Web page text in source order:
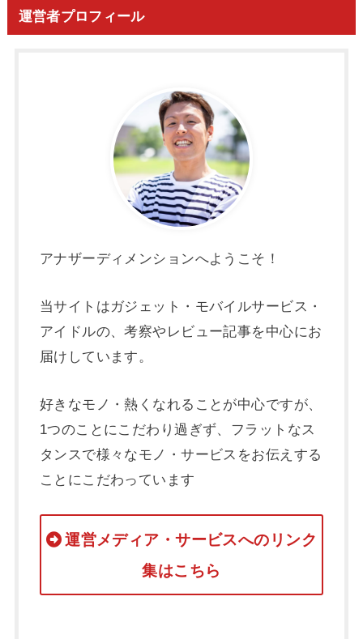
運営者プロフィール
アナザーディメンションへようこそ！
当サイトはガジェット・モバイルサービス・
アイドルの、考察やレビュー記事を中心にお
届けしています。
好きなモノ・熱くなれることが中心ですが、
1つのことにこだわり過ぎず、フラットなス
タンスで様々なモノ・サービスをお伝えする
ことにこだわっています
運営メディア・サービスへのリンク
集はこちら